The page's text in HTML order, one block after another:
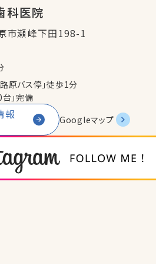
科医院
市瀬峰下田198-1
原バス停」徒歩1分
」完備
報 Googleマップ